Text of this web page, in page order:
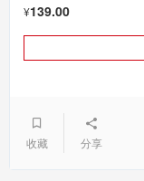
¥139.00
收藏 分享